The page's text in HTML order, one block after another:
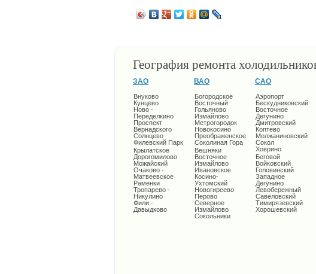
География ремонта
ЗАО
Внуково
Кунцево
Ново -
Переделкино
Проспект
Вернадского
Солнцево
Филевский Парк
Крылатское
Дорогомилово
Можайский
Очаково -
Матвеевское
Раменки
Тропарево -
Никулино
Фили -
Давыдково
ВАО
Богородское
Восточный
Гольяново
Измайлово
Метрогородок
Новокосино
Преображенское
Соколиная Гора
Вешняки
Восточное
Измайлово
Ивановское
Косино-
Ухтомский
Новогиреево
Перово
Северное
Измайлово
Сокольники
САО
Аэропорт
Бескудниковский
Восточное
Дегунино
Дмитровский
Коптево
Молжаниновский
Сокол
Ховрино
Беговой
Войковский
Головинский
Западное
Дегунино
Левобережный
Савеловский
Тимирязевский
Хорошевский